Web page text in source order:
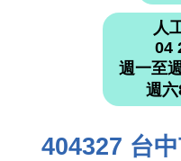
人
04
週一至
週
404327 台